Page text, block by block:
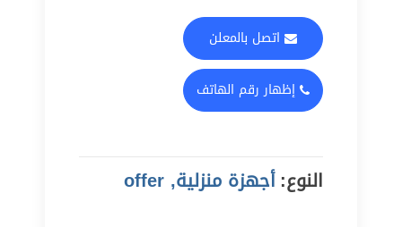
اتصل بالمعلن
إظهار رقم الهاتف
النوع:أجهزة منزلية, offer